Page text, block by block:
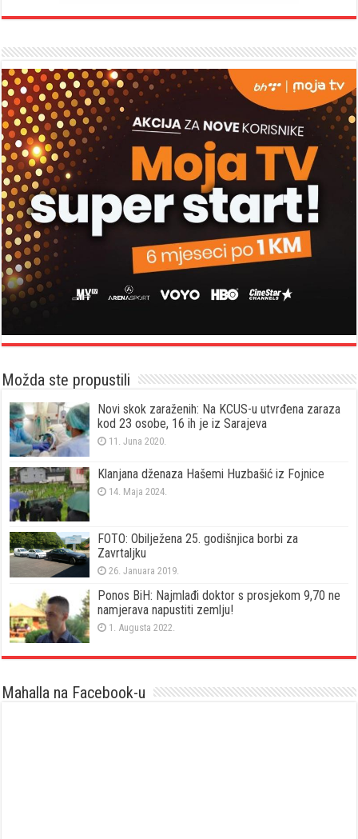
Možda ste propustili
Novi skok zaraženih: Na KCUS-u utvrđena zaraza
kod 23 osobe, 16 ih je iz Sarajeva
11. Juna 2020.
Klanjana dženaza Hašemi Huzbašić iz Fojnice
14. Maja 2024.
FOTO: Obilježena 25. godišnjica borbi za
Zavrtaljku
26. Januara 2019.
Ponos BiH: Najmlađi doktor s prosjekom 9,70 ne
namjerava napustiti zemlju!
1. Augusta 2022.
Mahalla na Facebook-u